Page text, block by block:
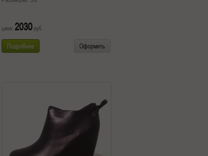
цена: 2030 руб.
Подробнее Оформить